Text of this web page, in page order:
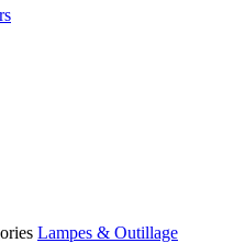
Lampes & Outillage